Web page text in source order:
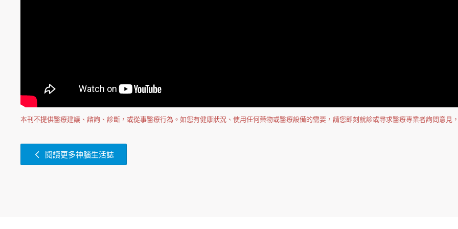
本刊不提供醫療建議、諮詢、診斷，或從事醫療行為。如您有健康狀況、使用任何藥物或醫療設備的需要，請您即刻就診或尋求醫療專業者詢問意見
閱讀更多神腦生活誌